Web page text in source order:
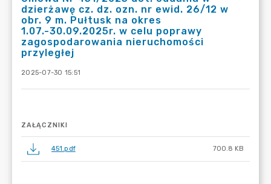
dzierżawę cz. dz. ozn. nr ewid. 26/12 w
obr. 9 m. Pułtusk na okres
1.07.-30.09.2025r. w celu poprawy
zagospodarowania nieruchomości
przyległej
2025-07-30 15:51
ZAŁĄCZNIKI
451.pdf 700.8 KB